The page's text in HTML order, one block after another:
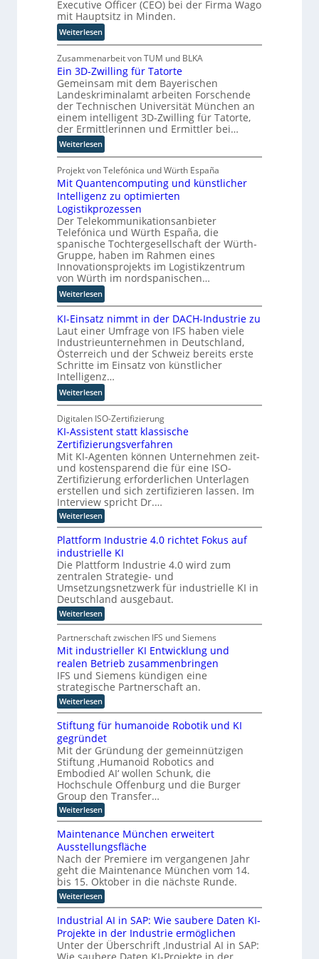
n
g
t
o
r
y
-
A
u
s
b
a
u
r
o
p
ä
i
s
c
h
e
n
R
o
u
t
e
r
-
H
e
r
s
t
e
l
l
e
r
n
a
h
e
A
u
t
o
m
a
t
i
s
i
e
r
u
n
g
s
l
ö
s
u
n
e
n
Executive Officer (CEO) bei der Firma Wago
mit Hauptsitz in Minden.
Weiterlesen:
B
j
ö
r
n
T
w
i
e
h
a
u
s
w
i
r
d
n
e
u
e
W
a
g
o
-
C
E
O
Zusammenarbeit von TUM und BLKA
Ein 3D-Zwilling für Tatorte
Gemeinsam mit dem Bayerischen
Landeskriminalamt arbeiten Forschende
der Technischen Universität München an
einem intelligent 3D-Zwilling für Tatorte,
der Ermittlerinnen und Ermittler bei…
Weiterlesen:
E
i
n
3
D
-
Z
w
i
l
l
i
n
g
f
ü
r
T
a
t
o
t
e
Projekt von Telefónica und Würth España
Mit Quantencomputing und künstlicher
Intelligenz zu optimierten
Logistikprozessen
Der Telekommunikationsanbieter
Telefónica und Würth España, die
spanische Tochtergesellschaft der Würth-
Gruppe, haben im Rahmen eines
Innovationsprojekts im Logistikzentrum
von Würth im nordspanischen…
Weiterlesen:
M
i
t
Q
u
a
n
t
e
n
c
o
m
p
u
t
i
n
g
u
n
d
k
ü
n
s
t
l
i
c
h
e
r
I
n
t
e
l
l
i
g
e
n
z
z
u
o
p
t
i
m
KI-Einsatz nimmt in der DACH-Industrie zu
Laut einer Umfrage von IFS haben viele
Industrieunternehmen in Deutschland,
Österreich und der Schweiz bereits erste
Schritte im Einsatz von künstlicher
Intelligenz…
Weiterlesen:
K
I
-
E
i
n
s
a
t
z
m
m
t
i
n
d
e
r
D
A
C
H
-
I
n
d
u
s
t
r
i
z
u
Digitalen ISO-Zertifizierung
KI-Assistent statt klassische
Zertifizierungsverfahren
Mit KI-Agenten können Unternehmen zeit-
und kostensparend die für eine ISO-
Zertifizierung erforderlichen Unterlagen
erstellen und sich zertifizieren lassen. Im
Interview spricht Dr.…
Weiterlesen:
K
-
A
s
i
s
t
e
n
t
s
t
a
t
t
k
l
a
s
s
i
s
c
h
e
Z
e
r
t
i
f
z
i
e
r
u
n
g
s
v
e
Plattform Industrie 4.0 richtet Fokus auf
industrielle KI
Die Plattform Industrie 4.0 wird zum
zentralen Strategie- und
Umsetzungsnetzwerk für industrielle KI in
Deutschland ausgebaut.
Weiterlesen:
P
a
t
t
f
o
r
m
I
n
d
u
s
t
r
i
e
4
.
0
r
c
h
t
e
t
F
o
k
u
s
Partnerschaft zwischen IFS und Siemens
Mit industrieller KI Entwicklung und
realen Betrieb zusammenbringen
IFS und Siemens kündigen eine
strategische Partnerschaft an.
Weiterlesen:
M
i
t
i
n
d
u
s
t
r
i
e
l
l
e
r
K
I
E
n
t
w
i
c
Stiftung für humanoide Robotik und KI
gegründet
Mit der Gründung der gemeinnützigen
Stiftung ‚Humanoid Robotics and
Embodied AI‘ wollen Schunk, die
Hochschule Offenburg und die Burger
Group den Transfer…
Weiterlesen:
S
i
f
t
u
n
g
f
ü
r
h
u
m
Maintenance München erweitert
Ausstellungsfläche
Nach der Premiere im vergangenen Jahr
geht die Maintenance München vom 14.
bis 15. Oktober in die nächste Runde.
Weiterlesen:
M
a
i
n
t
e
Industrial AI in SAP: Wie saubere Daten KI-
Projekte in der Industrie ermöglichen
Unter der Überschrift ‚Industrial AI in SAP:
Wie saubere Daten KI-Projekte in der